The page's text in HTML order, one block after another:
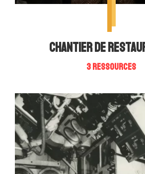
Chantier de
3 ressources